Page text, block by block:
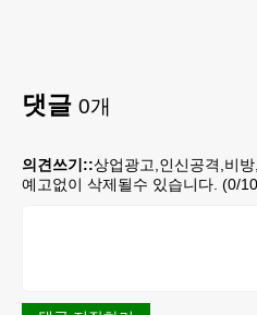
댓글 0개
의견쓰기::상업광고,인신공격,비
예고없이 삭제될수 있습니다. (0/